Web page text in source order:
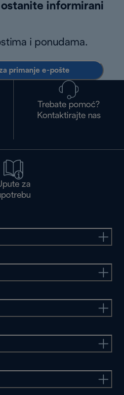
ostanite informirani
i ponudama.
primanje e-pošte
Trebate pomoć?
Kontaktirajte nas
za